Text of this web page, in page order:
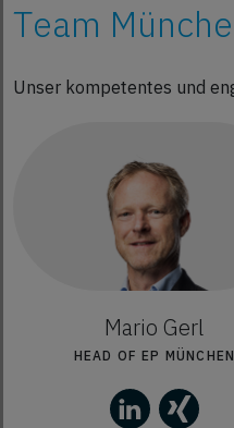
Team
Unser kompetentes und
Mario Gerl
HEAD OF EP MÜNCHEN